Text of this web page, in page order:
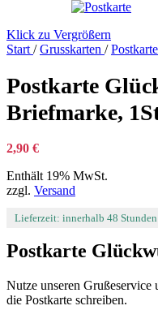
Klick zu Vergrößern
Start / Grusskarten /
Postkarte
Briefmarke,
2,90 €
Enthält 19% MwSt.
zzgl. Versand
Lieferzeit: innerhalb 48 Stunden
Postkarte
Nutze unseren
die Postkarte schreiben.